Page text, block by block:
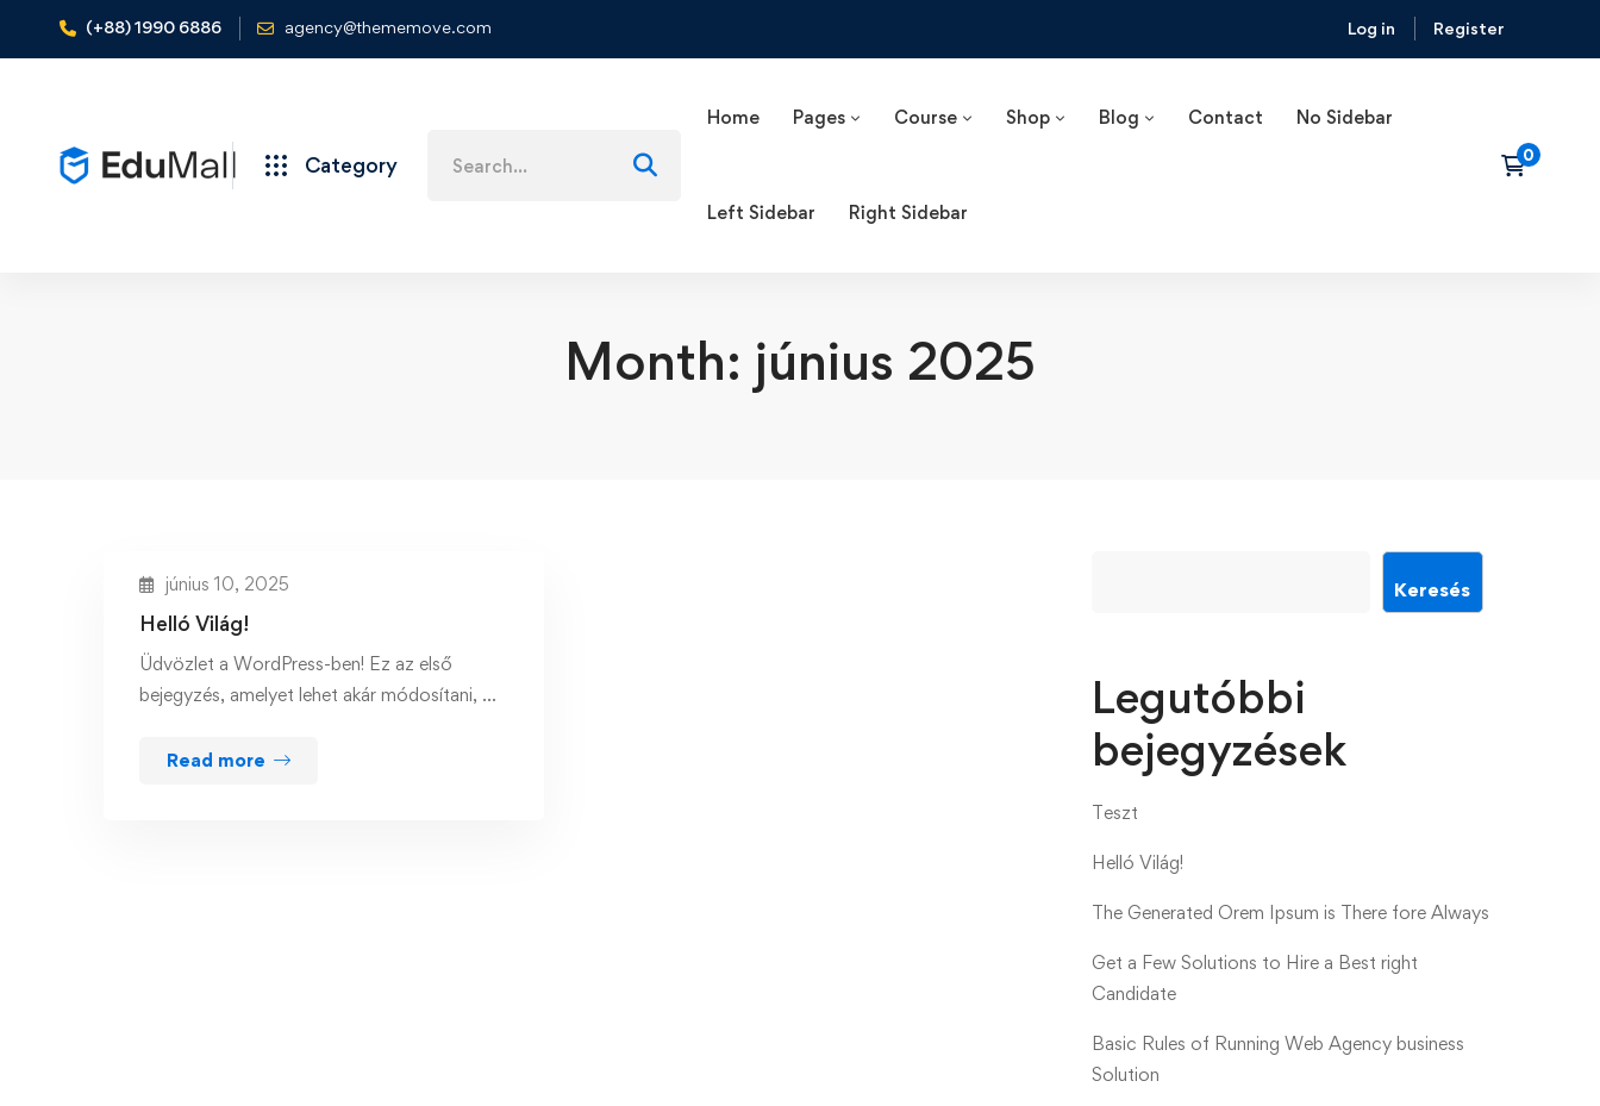
(+88) 1990 6886 agency@thememove.com Log in Register
Category
for:
Home Pages Course Shop Blog Contact No Sidebar
Left Sidebar Right Sidebar
Month: június 2025
június 10, 2025
Helló Világ!
Üdvözlet a WordPress-ben! Ez az első
bejegyzés, amelyet lehet akár módosítani, …
Read more
Keresés
Legutóbbi
bejegyzések
Teszt
Helló Világ!
The Generated Orem Ipsum is There fore Always
Get a Few Solutions to Hire a Best right
Candidate
Basic Rules of Running Web Agency business
Solution